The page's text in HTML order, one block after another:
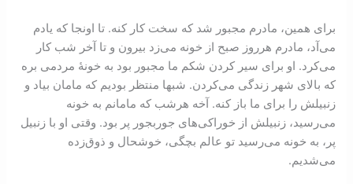
برای همين‌، مادرم مجبور شد که سخت كار كنه. تا اونجا که يادم
می‌‌‌آد، مادرم هر‌‌روز صبح از خونه می‌‌‌زد ‌بيرون ‌و ‌تا آخر شب كار
می‌‌كرد. او برای سير كردن شكم ما مجبور بود به خونۀ مردمی بره
كه بالای شهر زندگی می‌‌كردن. شبها منتظر بوديم که مامان بياد و
زنبيلش را برای ما باز كنه. آخه هر‌‌شب كه مامانم به خونه
می‌رسيد‌، زنبيلش از خوراكی‌‌‌های جوربجور پر بود. وقتی او با زنبيل
پر‌، به خونه می‌‌رسيد تو عالم بچگی، خوشحال و ذوق‌‌زده
می‌‌شديم.